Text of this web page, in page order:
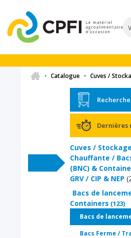
• Catalogue • Cuves /
Dernières
Cuves /
Chauffante /
(BNC) &
GRV / CIP & NEP
Bacs de
Containers (123)
Bacs de
Bacs Ferme /